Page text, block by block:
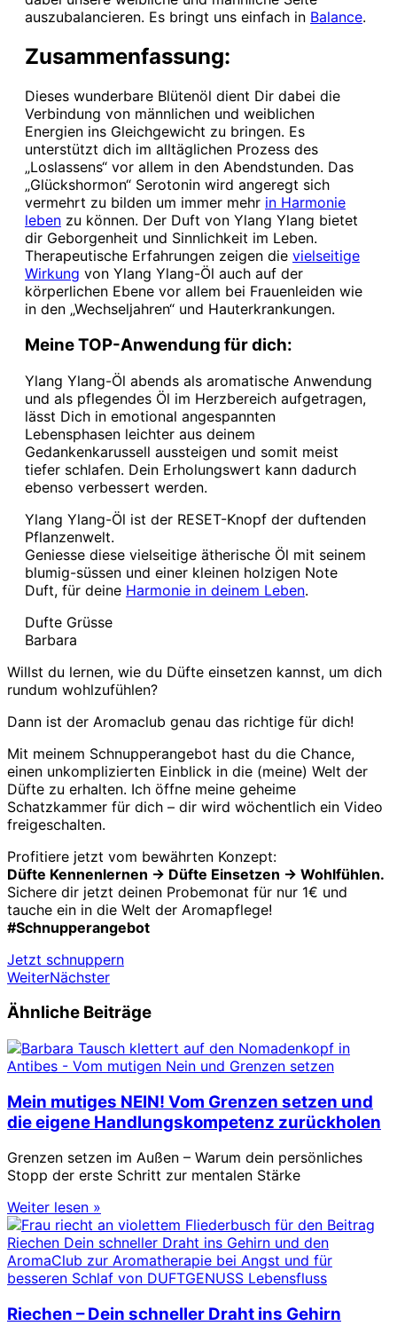
auszubalancieren. Es bringt uns einfach in Balance.
Zusammenfassung:
Dieses wunderbare Blütenöl dient Dir dabei die
Verbindung von männlichen und weiblichen
Energien ins Gleichgewicht zu bringen. Es
unterstützt dich im alltäglichen Prozess des
„Loslassens“ vor allem in den Abendstunden. Das
„Glückshormon“ Serotonin wird angeregt sich
vermehrt zu bilden um immer mehr in Harmonie
leben zu können. Der Duft von Ylang Ylang bietet
dir Geborgenheit und Sinnlichkeit im Leben.
Therapeutische Erfahrungen zeigen die vielseitige
Wirkung von Ylang Ylang-Öl auch auf der
körperlichen Ebene vor allem bei Frauenleiden wie
in den „Wechseljahren“ und Hauterkrankungen.
Meine TOP-Anwendung für dich:
Ylang Ylang-Öl abends als aromatische Anwendung
und als pflegendes Öl im Herzbereich aufgetragen,
lässt Dich in emotional angespannten
Lebensphasen leichter aus deinem
Gedankenkarussell aussteigen und somit meist
tiefer schlafen. Dein Erholungswert kann dadurch
ebenso verbessert werden.
Ylang Ylang-Öl ist der RESET-Knopf der duftenden
Pflanzenwelt.
Geniesse diese vielseitige ätherische Öl mit seinem
blumig-süssen und einer kleinen holzigen Note
Duft, für deine Harmonie in deinem Leben.
Dufte Grüsse
Barbara
Willst du lernen, wie du Düfte einsetzen kannst, um dich
rundum wohlzufühlen?
Dann ist der Aromaclub genau das richtige für dich!
Mit meinem Schnupperangebot hast du die Chance,
einen unkomplizierten Einblick in die (meine) Welt der
Düfte zu erhalten. Ich öffne meine geheime
Schatzkammer für dich – dir wird wöchentlich ein Video
freigeschalten.
Profitiere jetzt vom bewährten Konzept:
Düfte Kennenlernen -> Düfte Einsetzen -> Wohlfühlen.
Sichere dir jetzt deinen Probemonat für nur 1€ und
tauche ein in die Welt der Aromapflege!
#Schnupperangebot
Jetzt schnuppern
WeiterNächster
Ähnliche Beiträge
Mein mutiges NEIN! Vom Grenzen setzen und
die eigene Handlungskompetenz zurückholen
Grenzen setzen im Außen – Warum dein persönliches
Stopp der erste Schritt zur mentalen Stärke
Weiter lesen »
Riechen – Dein schneller Draht ins Gehirn